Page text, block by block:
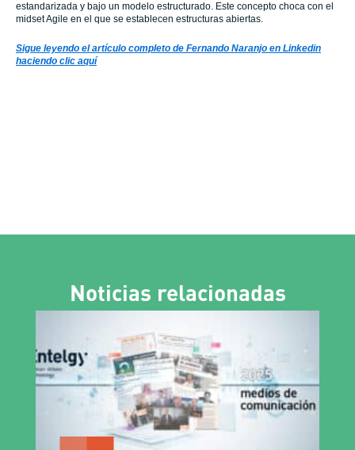
estandarizada y bajo un modelo estructurado. Este concepto choca con el
midset Agile en el que se establecen estructuras abiertas.
Sigue leyendo el artículo completo de Fernando Naranjo en Linkedin
haciendo clic aquí
Noticias relacionadas